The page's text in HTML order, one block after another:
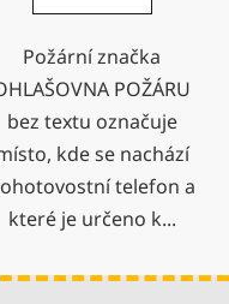
Požární značka
POŽÁRU
bez textu označuje
kde se nachází
telefon a
které je určeno k...